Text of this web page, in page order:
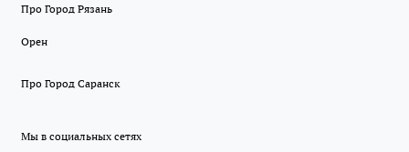
Про Город Рязань
Орен
Про Город Саранск
Мы в социальных сетях